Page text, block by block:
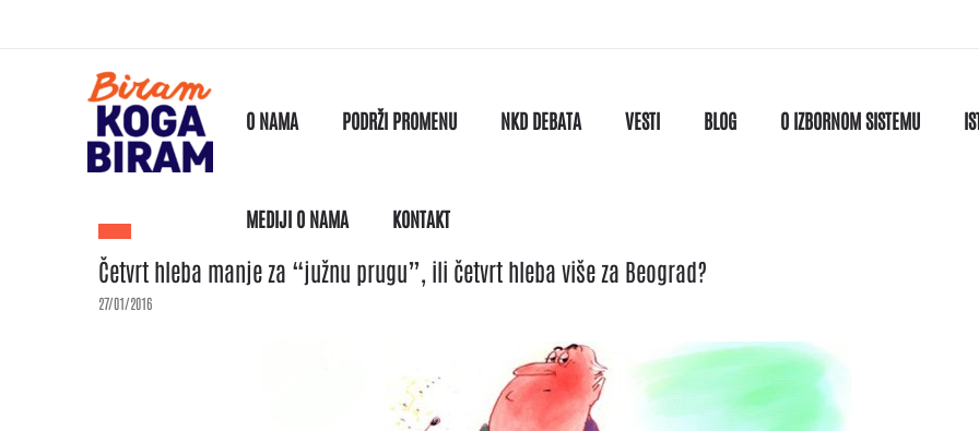
O NAMA PODRŽI PROMENU NKD DEBATA VESTI BLOG O IZBORNOM SISTEMU
MEDIJI O NAMA KONTAKT
Četvrt hleba manje za “južnu prugu”, ili četvrt hleba više za Beograd?
27/01/2016